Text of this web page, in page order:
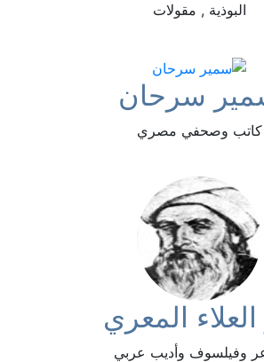
البوذية , مقولات
سرحان
كاتب وصحفي مصري
العلاء المعري
وفيلسوف وأديب عربي